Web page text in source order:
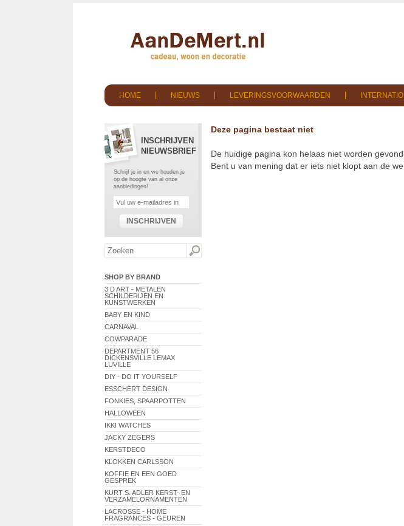
HOME NIEUWS LEVERINGSVOORWAARDEN
INSCHRIJVEN
NIEUWSBRIEF
Schrijf je in en we houden je
op de hoogte van al onze
aanbiedingen!
INSCHRIJVEN
SHOP BY BRAND
3 D ART - METALEN
SCHILDERIJEN EN
KUNSTWERKEN
BABY EN KIND
CARNAVAL
COWPARADE
DEPARTMENT 56
DICKENSVILLE LEMAX
LUVILLE
DIY - DO IT YOURSELF
ESSCHERT DESIGN
FONKIES, SPAARPOTTEN
HALLOWEEN
IKKI WATCHES
JACKY ZEGERS
KERSTDECO
KLOKKEN CARLSSON
KOFFIE EN EEN GOED
GESPREK
KURT S. ADLER KERST- EN
VERZAMELORNAMENTEN
LACROSSE - HOME
FRAGRANCES - GEUREN
Deze pagina bestaat niet
De huidige pagina kon helaas niet worden
Bent u van mening dat er iets niet klopt aan de